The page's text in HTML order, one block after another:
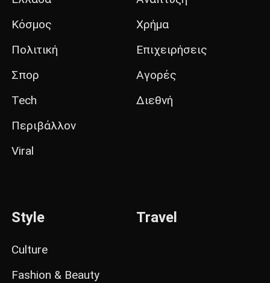
Κόσμος
Πολιτική
Σπορ
Tech
Περιβάλλον
Viral
Χρήμα
Επιχειρήσεις
Αγορές
Διεθνή
Style
Culture
Fashion & Beauty
Travel